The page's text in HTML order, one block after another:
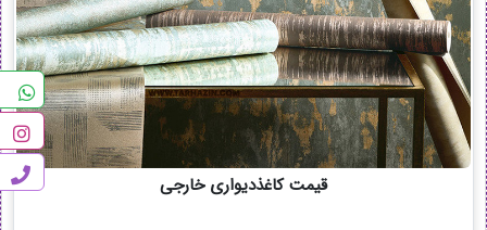
قیمت کاغذدیواری خارجی